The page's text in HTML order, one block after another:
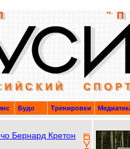
Будо Тренировки
Бернард Кретон